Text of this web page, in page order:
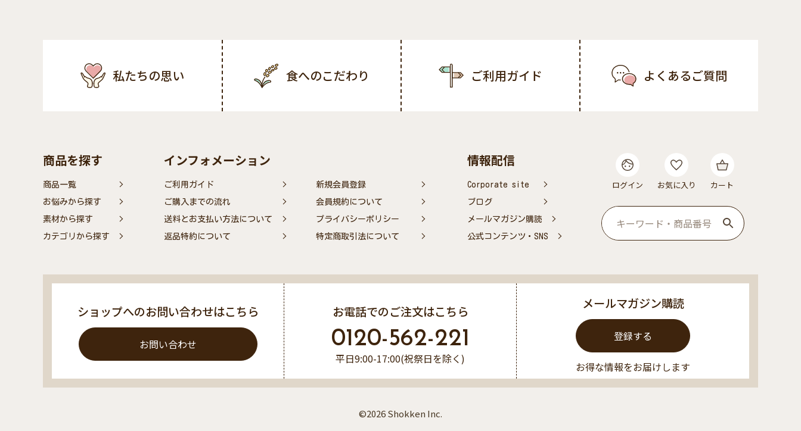
私たちの思い 食へのこだわり ご利用ガイド よくあるご質問
商品を探す
商品一覧
お悩みから探す
素材から探す
カテゴリから探す
インフォメーション
ご利用ガイド
ご購入までの流れ
送料とお支払い方法について
返品特約について
新規会員登録
会員規約について
プライバシーポリシー
特定商取引法について
情報配信
Corporate site
ブログ
メールマガジン購読
公式コンテンツ・SNS
ログイン お気に入り カート
メールマガジン購読
登録する
お得な情報をお届けします
お電話でのご注文はこちら
0120-562-221
平日9:00-17:00(祝祭日を除く)
ショップへのお問い合わせはこちら
お問い合わせ
©2026 Shokken Inc.